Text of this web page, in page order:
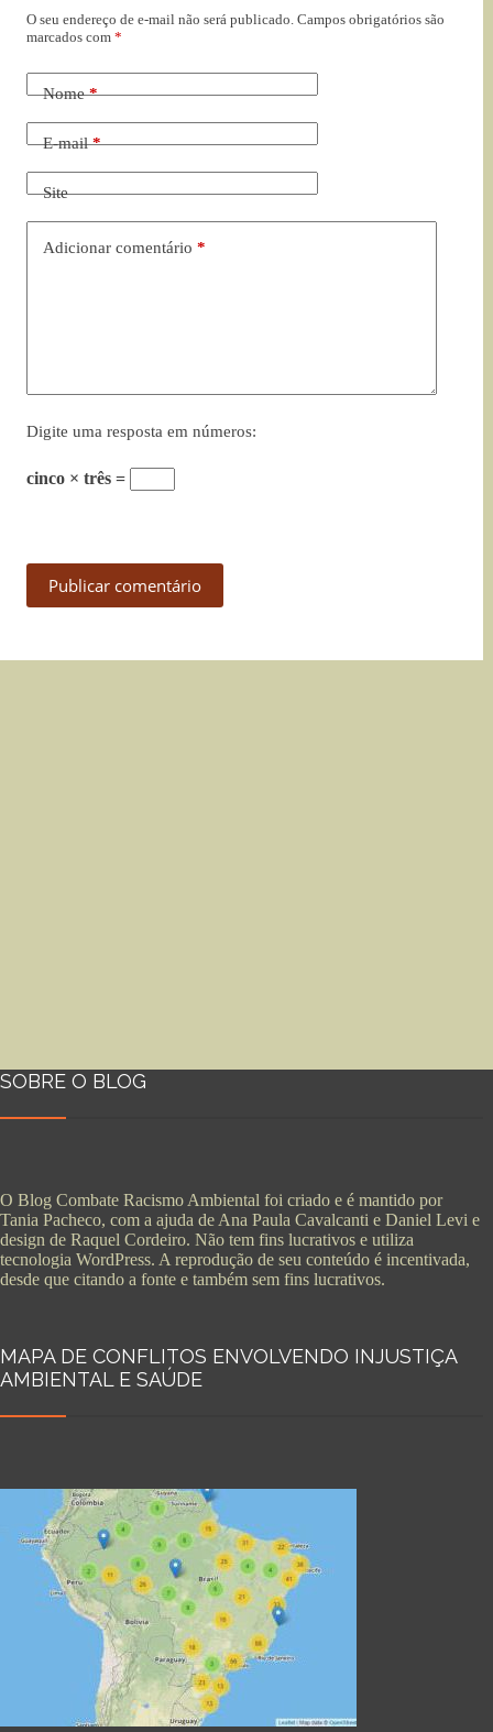
O seu endereço de e-mail não será publicado. Campos obrigatórios são
marcados com *
Nome*
E-mail*
Site
Adicionar comentário *
Digite uma resposta em números:
cinco × três =
Publicar comentário
SOBRE O BLOG
O Blog Combate Racismo Ambiental foi criado e é mantido por
Tania Pacheco, com a ajuda de Ana Paula Cavalcanti e Daniel Levi e
design de Raquel Cordeiro. Não tem fins lucrativos e utiliza
tecnologia WordPress. A reprodução de seu conteúdo é incentivada,
desde que citando a fonte e também sem fins lucrativos.
MAPA DE CONFLITOS ENVOLVENDO INJUSTIÇA
AMBIENTAL E SAÚDE